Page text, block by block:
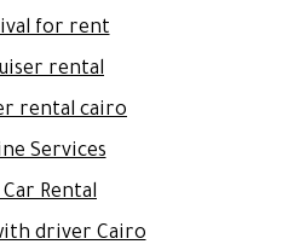
for rent
rental
rental cairo
Services
Rental
driver Cairo